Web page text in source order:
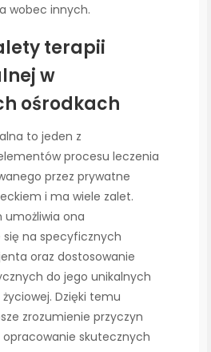
wobec innych.
terapii
w
ośrodkach
to jeden z
procesu leczenia
przez prywatne
i ma wiele zalet.
umożliwia ona
na specyficznych
oraz dostosowanie
do jego unikalnych
Dzięki temu
zrozumienie przyczyn
opracowanie skutecznych